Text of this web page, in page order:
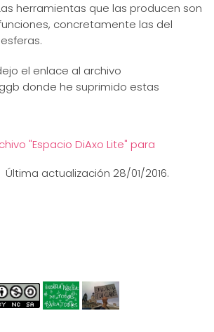
herramientas que las producen son
concretamente las del
el enlace al archivo
donde he suprimido estas
"Espacio DiAxo Lite" para
actualización 28/01/2016.